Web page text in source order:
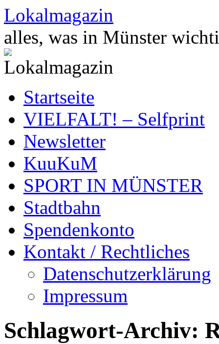
Zum
Inhalt
springen
Lokalmagazin
alles, was in Münster
Startseite
VIELFALT! – Selfprint
Newsletter
KuuKuM
SPORT IN MÜNSTER
Stadtbahn
Spendenkonto
Kontakt / Rechtliches
Datenschutzerklärung
Impressum
Schlagwort-Archiv: